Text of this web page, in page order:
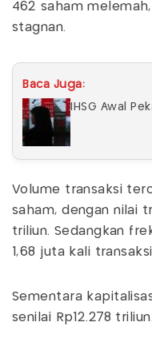
462 saham
stagnan.
Baca Juga:
IHSG Awal
Volume transaksi
saham, dengan nilai
triliun. Sedangkan
1,68 juta kali
Sementara
senilai Rp12.278 triliun.